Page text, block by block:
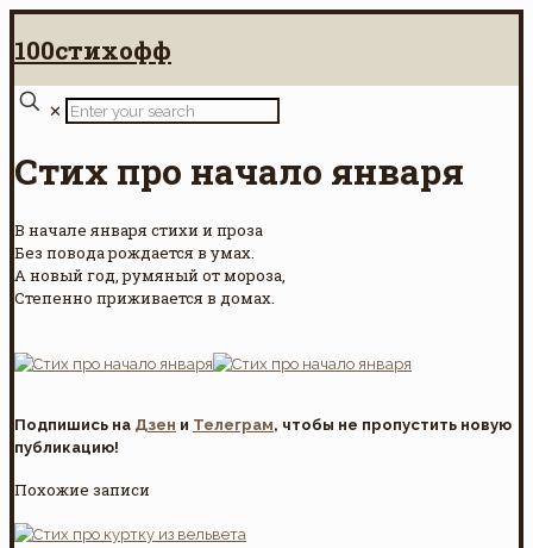
100стихофф
✕
Стих про начало января
В начале января стихи и проза
Без повода рождается в умах.
А новый год, румяный от мороза,
Степенно приживается в домах.
Подпишись на Дзен и Телеграм, чтобы не пропустить новую
публикацию!
Похожие записи